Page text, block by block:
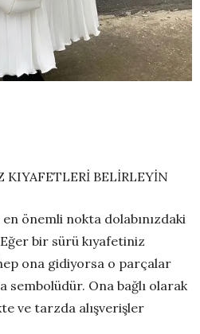
KIYAFETLERİ BELİRLEYİN
en önemli nokta dolabınızdaki
bir sürü kıyafetiniz
ona gidiyorsa o parçalar
sembolüdür. Ona bağlı olarak
ve tarzda alışverişler